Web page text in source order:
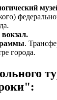
.
города.